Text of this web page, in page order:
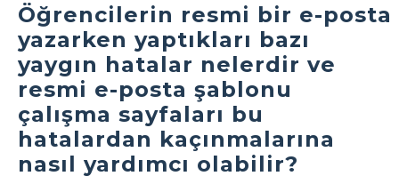
Öğrencilerin resmi bir e-posta
yazarken yaptıkları bazı
yaygın hatalar nelerdir ve
resmi e-posta şablonu
çalışma sayfaları bu
hatalardan kaçınmalarına
nasıl yardımcı olabilir?